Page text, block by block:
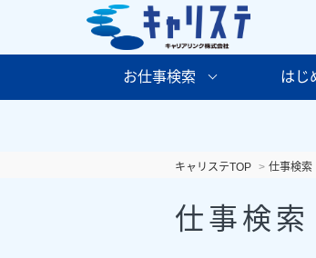
お仕事検索 はじ
キャリステTOP 仕事検索
仕事検索